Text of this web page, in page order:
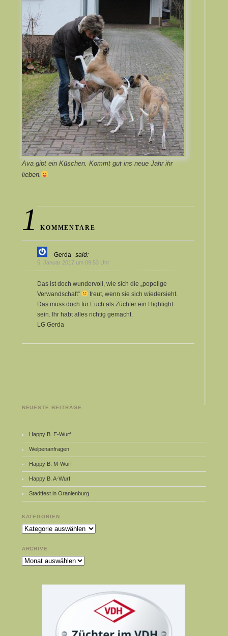
Ava gibt ein Küschen. Kommt gut ins neue Jahr ihr
lieben.
1 KOMMENTARE
Gerda said:
5. Januar 2017 um 09:53 Uhr
Das ist doch wundervoll, wie sich die „popelige
Verwandschaft“
freut, wenn sie sich wiedersieht.
Das muss doch für Euch als Züchter ein Highlight
sein. Ihr habt alles richtig gemacht.
LG Gerda
NEUESTE BEITRÄGE
Happy B. E-Wurf
Welpenanfragen
Happy B. M-Wurf
Happy B. A-Wurf
Stadtfest in Oranienburg
KATEGORIEN
Kategorien
ARCHIVE
Archive